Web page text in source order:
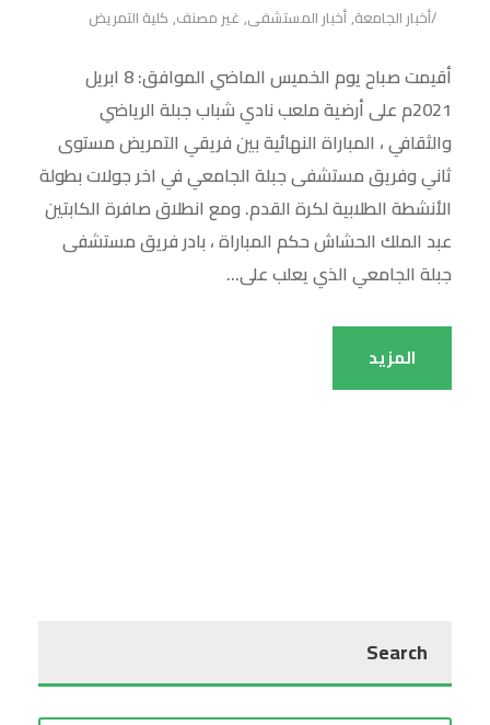
أخبار الجامعة,أخبار المستشفى, غير مصنف, كلية التمريض
أقيمت صباح يوم الخميس الماضي الموافق: 8 ابريل
2021م على أرضية ملعب نادي شباب جبلة الرياضي
والثقافي ، المباراة النهائية بين فريقي التمريض مستوى
ثاني وفريق مستشفى جبلة الجامعي في اخر جولات بطولة
الأنشطة الطلابية لكرة القدم. ومع انطلاق صافرة الكابتين
عبد الملك الحشاش حكم المباراة ، بادر فريق مستشفى
جبلة الجامعي الذي يعلب على...
المزيد
Search